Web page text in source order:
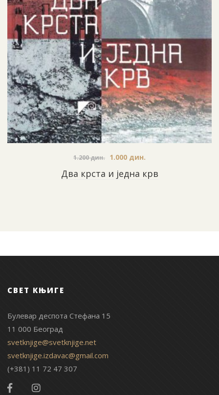
Два крста и једна крв
1.200дин. 1.000 дин.
СВЕТ КЊИГЕ
Булевар деспота Стефана 15
11 000 Београд
svetknjige@svetknjige.net
svetknjige.izdavac@gmail.com
(+381) 11 72 47 307